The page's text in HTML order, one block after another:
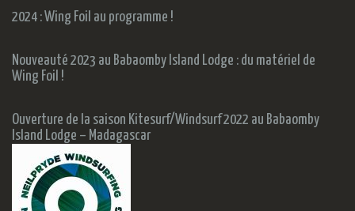
2024 : Wing Foil au programme !
Nouveauté 2023 au Babaomby Island Lodge : du matériel de
Wing Foil !
Ouverture de la saison Kitesurf/Windsurf 2022 au Babaomby
Island Lodge – Madagascar